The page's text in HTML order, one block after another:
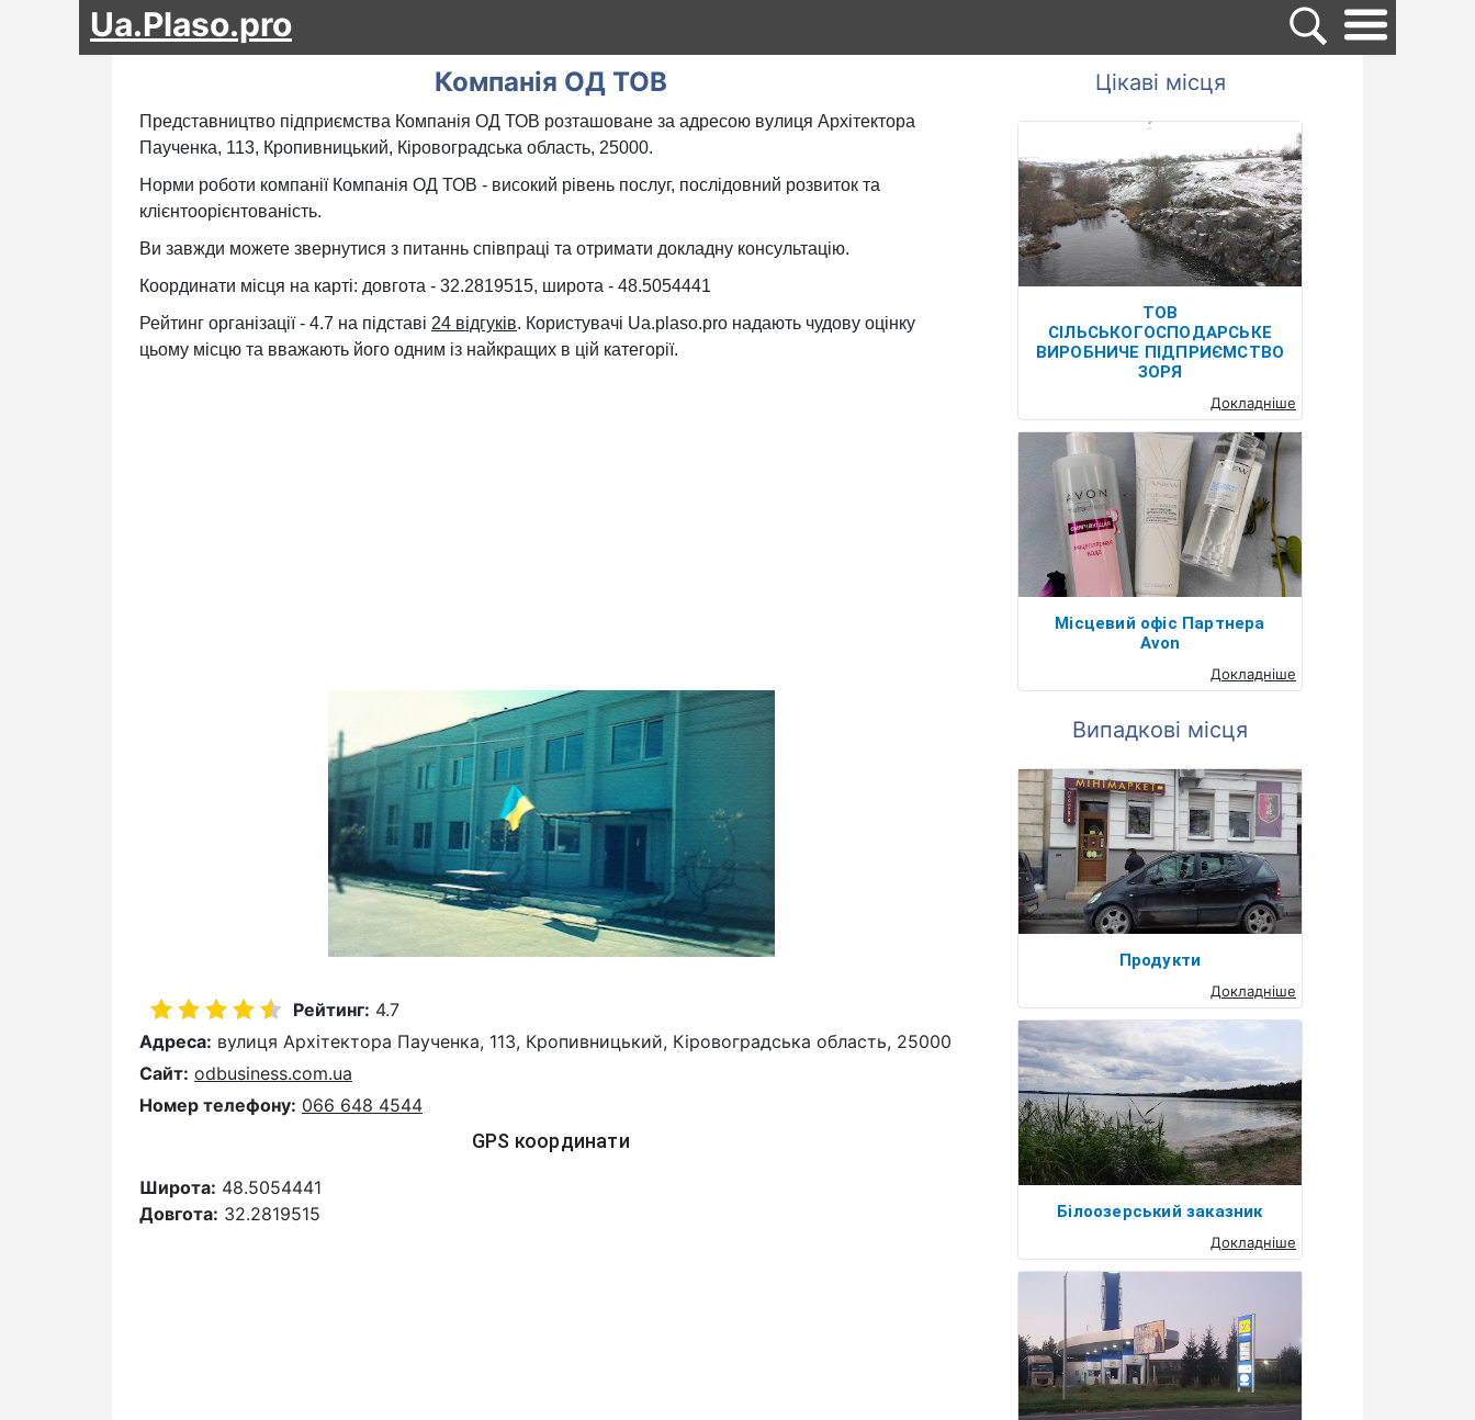
Ua.Plaso.pro
Компанія ОД ТОВ
Представництво підприємства Компанія ОД ТОВ розташоване за адресою вулиця Архітектора
Паученка, 113, Кропивницький, Кіровоградська область, 25000.
Норми роботи компанії Компанія ОД ТОВ - високий рівень послуг, послідовний розвиток та
клієнтоорієнтованість.
Ви завжди можете звернутися з питаннь співпраці та отримати докладну консультацію.
Координати місця на карті: довгота - 32.2819515, широта - 48.5054441
Рейтинг організації - 4.7 на підставі 24 відгуків. Користувачі Ua.plaso.pro надають чудову оцінку
цьому місцю та вважають його одним із найкращих в цій категорії.
Рейтинг: 4.7
Адреса: вулиця Архітектора Паученка, 113, Кропивницький, Кіровоградська область, 25000
Сайт: odbusiness.com.ua
Номер телефону: 066 648 4544
GPS координати
Широта: 48.5054441
Довгота: 32.2819515
Цікаві місця
ТОВ
СІЛЬСЬКОГОСПОДАРСЬКЕ
ВИРОБНИЧЕ ПІДПРИЄМСТВО
ЗОРЯ
Докладніше
Місцевий офіс Партнера
Avon
Докладніше
Випадкові місця
Продукти
Докладніше
Білоозерський заказник
Докладніше